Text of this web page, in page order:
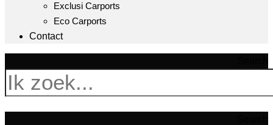
Exclusi Carports
Eco Carports
Contact